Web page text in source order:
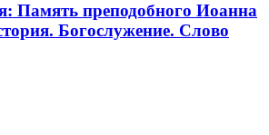
Память преподобного Иоанна
Богослужение. Слово